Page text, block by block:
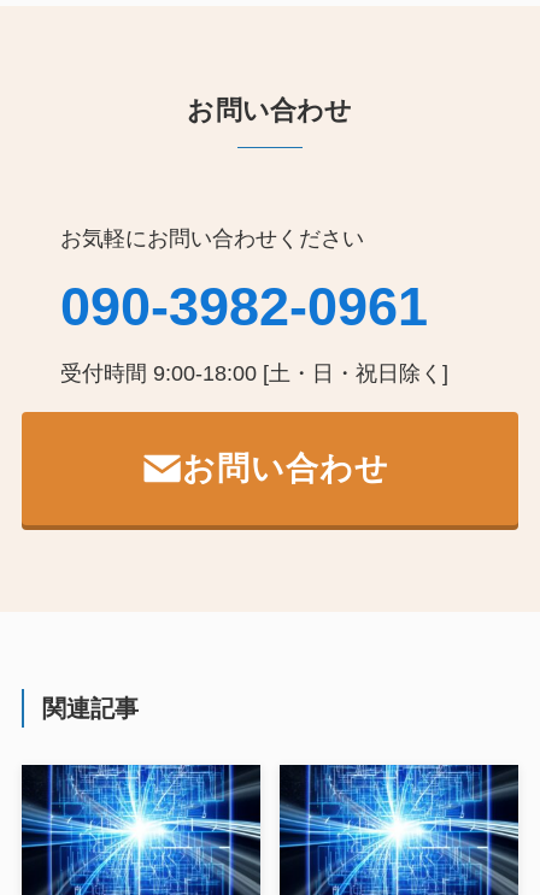
お問い合わせ
お気軽にお問い合わせください
090-3982-0961
受付時間 9:00-18:00 [土・日・祝日除く]
お問い合わせ
関連記事